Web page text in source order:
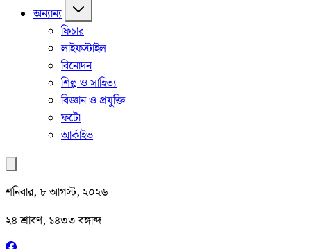
অন্যান্য
ফিচার
লাইফস্টাইল
বিনোদন
শিল্প ও সাহিত্য
বিজ্ঞান ও প্রযুক্তি
ফটো
আর্কাইভ
শনিবার, ৮ আগস্ট, ২০২৬
২৪ শ্রাবণ, ১৪৩৩ বঙ্গাব্দ